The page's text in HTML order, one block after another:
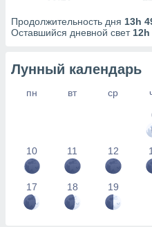
Продолжительность дня 13h
Оставшийся дневной свет 12h
Лунный календарь
пн вт ср
10 11 12
17 18 19